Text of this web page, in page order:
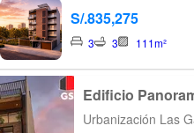
S/.835,275
3 3 111m²
Edificio
Urbanización Las